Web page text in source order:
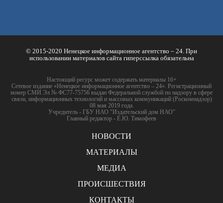
© 2015-2020 Ненецкое информационное агентство – 24. При
использовании материалов сайта гиперссылка обязательна
Настоящий ресурс может содержать материалы 16+
Сетевое издание «Ненецкое информационное агентство – 24». Регистрационный
номер СМИ Эл № ФС77-75756 выдан Федеральной службой по надзору в сфере
связи, информационных технологий и массовых коммуникаций (Роскомнадзор)
08 мая 2019 года.
Учредитель - ГБУ НАО "Издательский дом НАО"
Главный редактор - Е.Ю. Тимофеев
НОВОСТИ
МАТЕРИАЛЫ
МЕДИА
ПРОИСШЕСТВИЯ
КОНТАКТЫ